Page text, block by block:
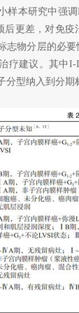
样本研究中强
后更差，对免疫
物分层的必要
疗建议。其中
分型纳入到分期